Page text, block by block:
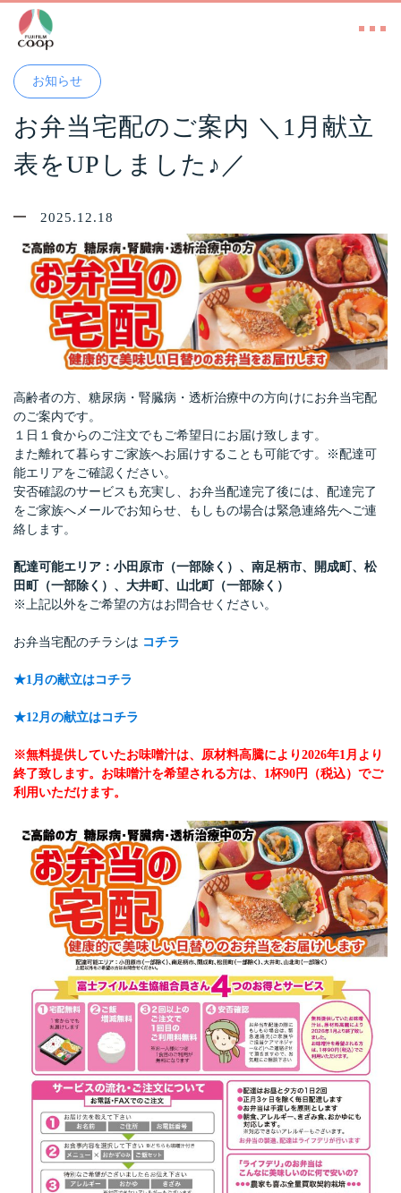
お知らせ
お弁当宅配のご案内 ＼1月献立
表をUPしました♪／
2025.12.18
高齢者の方、糖尿病・腎臓病・透析治療中の方向けにお弁当宅配
のご案内です。
１日１食からのご注文でもご希望日にお届け致します。
また離れて暮らすご家族へお届けすることも可能です。※配達可
能エリアをご確認ください。
安否確認のサービスも充実し、お弁当配達完了後には、配達完了
をご家族へメールでお知らせ、もしもの場合は緊急連絡先へご連
絡します。
配達可能エリア：小田原市（一部除く）、南足柄市、開成町、松
田町（一部除く）、大井町、山北町（一部除く）
※上記以外をご希望の方はお問合せください。
お弁当宅配のチラシは コチラ
★1月の献立はコチラ
★12月の献立はコチラ
※無料提供していたお味噌汁は、原材料高騰により2026年1月より
終了致します。お味噌汁を希望される方は、1杯90円（税込）でご
利用いただけます。